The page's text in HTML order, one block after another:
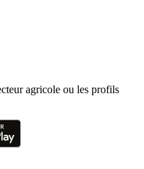
agricole ou les profils